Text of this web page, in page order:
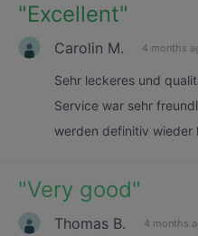
"Excellent"
Carolin M. 4 months
Sehr leckeres und
Service war sehr
werden definitiv wieder
"Very good"
Thomas B. 4 months